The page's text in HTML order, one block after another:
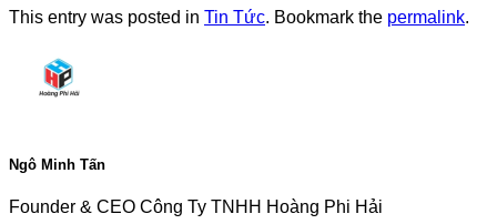
This entry was posted in Tin Tức. Bookmark the permalink.
Ngô Minh Tấn
Founder & CEO Công Ty TNHH Hoàng Phi Hải